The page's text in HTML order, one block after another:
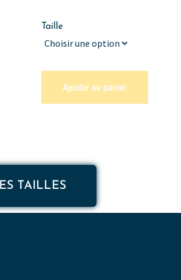
Taille
Ajouter au panier
TAILLES